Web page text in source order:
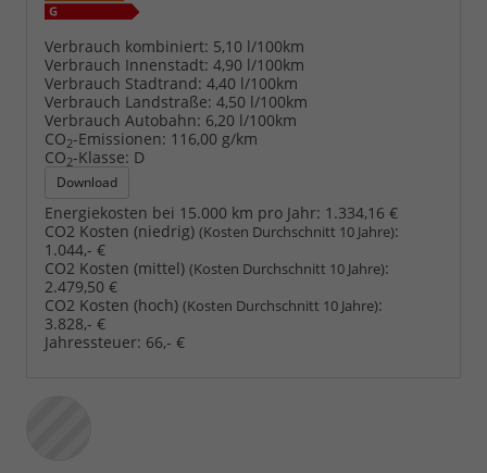
Verbrauch kombiniert: 5,10 l/100km
Verbrauch Innenstadt: 4,90 l/100km
Verbrauch Stadtrand: 4,40 l/100km
Verbrauch Landstraße: 4,50 l/100km
Verbrauch Autobahn: 6,20 l/100km
CO2-Emissionen: 116,00 g/km
CO2-Klasse: D
Download
Energiekosten bei 15.000 km pro Jahr: 1.334,16 €
CO2 Kosten (niedrig) (Kosten Durchschnitt 10 Jahre):
1.044,- €
CO2 Kosten (mittel) (Kosten Durchschnitt 10 Jahre):
2.479,50 €
CO2 Kosten (hoch) (Kosten Durchschnitt 10 Jahre):
3.828,- €
Jahressteuer: 66,- €